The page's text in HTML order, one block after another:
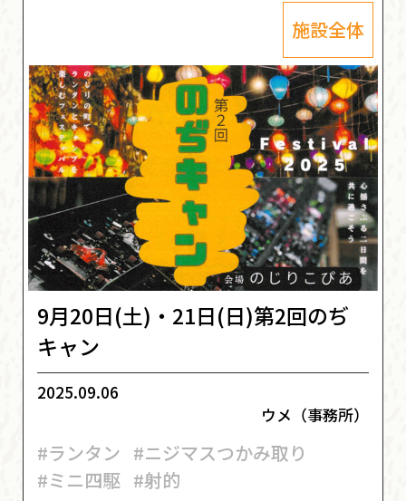
施設全体
9月20日(土)・21日(日)第2回のぢ
キャン
2025.09.06
ウメ（事務所）
#ランタン #ニジマスつかみ取り
#ミニ四駆 #射的